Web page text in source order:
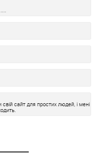
сайт для простих людей, і мені